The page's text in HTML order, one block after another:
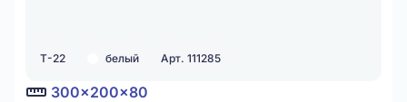
Т-22 белый Арт. 111285
300x200x80